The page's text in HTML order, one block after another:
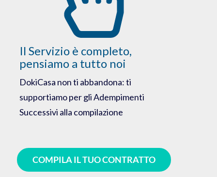
Il Servizio è completo,
pensiamo a tutto noi
DokiCasa non ti abbandona: ti
supportiamo per gli Adempimenti
Successivi alla compilazione
COMPILA IL TUO CONTRATTO